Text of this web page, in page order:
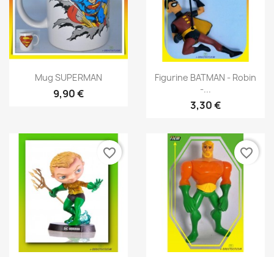
Aperçu rapide
Mug SUPERMAN
9,90 €
Aperçu rapide
Figurine BATMAN - Robin
-...
3,30 €
favorite_border favorite_border